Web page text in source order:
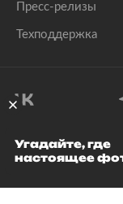
Пресс-релизы
Техподдержка
©
Угадайте, где
настоящее